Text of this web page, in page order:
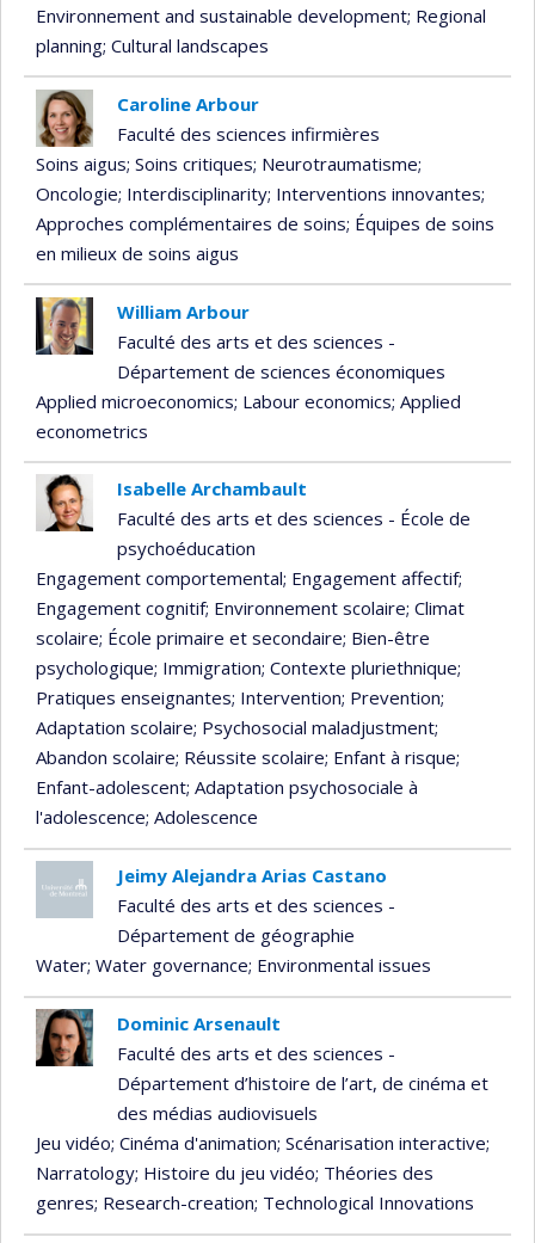
Environnement and sustainable development; Regional
planning; Cultural landscapes
Caroline Arbour
Faculté des sciences infirmières
Soins aigus; Soins critiques; Neurotraumatisme;
Oncologie; Interdisciplinarity; Interventions innovantes;
Approches complémentaires de soins; Équipes de soins
en milieux de soins aigus
William Arbour
Faculté des arts et des sciences -
Département de sciences économiques
Applied microeconomics; Labour economics; Applied
econometrics
Isabelle Archambault
Faculté des arts et des sciences - École de
psychoéducation
Engagement comportemental; Engagement affectif;
Engagement cognitif; Environnement scolaire; Climat
scolaire; École primaire et secondaire; Bien-être
psychologique; Immigration; Contexte pluriethnique;
Pratiques enseignantes; Intervention; Prevention;
Adaptation scolaire; Psychosocial maladjustment;
Abandon scolaire; Réussite scolaire; Enfant à risque;
Enfant-adolescent; Adaptation psychosociale à
l'adolescence; Adolescence
Jeimy Alejandra Arias Castano
Faculté des arts et des sciences -
Département de géographie
Water; Water governance; Environmental issues
Dominic Arsenault
Faculté des arts et des sciences -
Département d’histoire de l’art, de cinéma et
des médias audiovisuels
Jeu vidéo; Cinéma d'animation; Scénarisation interactive;
Narratology; Histoire du jeu vidéo; Théories des
genres; Research-creation; Technological Innovations